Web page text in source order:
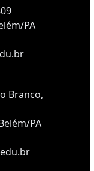
PA
Branco,
PA